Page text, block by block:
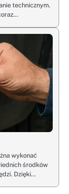
technicznym.
wykonać
środków
Dzięki…